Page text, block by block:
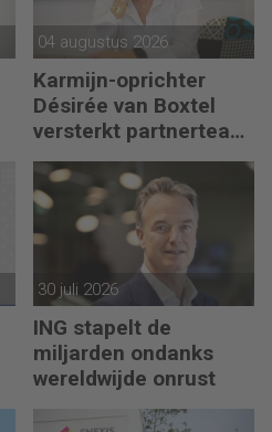
04 augustus 2026
Karmijn-oprichter
Désirée van Boxtel
versterkt partnerteam
CFO Capabel
30 juli 2026
ING stapelt de
miljarden ondanks
wereldwijde onrust